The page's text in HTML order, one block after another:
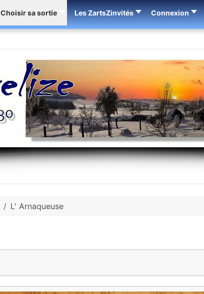
Choisir sa sortie Les ZartsZinvités Connexion
L' Arnaqueuse